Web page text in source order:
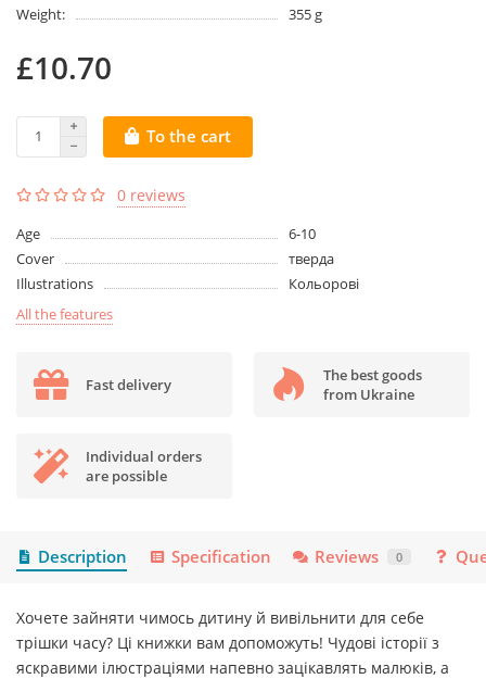
Weight:
355 g
£10.70
To the cart
0 reviews
Age
6-10
Cover
тверда
Illustrations
Кольорові
All the features
Fast delivery
The best goods
from Ukraine
Individual orders
are possible
Description Specification Reviews 0
Хочете зайняти чимось дитину й вивільнити для себе
трішки часу? Ці книжки вам допоможуть! Чудові історії з
яскравими ілюстраціями напевно зацікавлять малюків, а